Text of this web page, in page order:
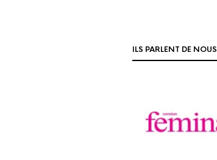
ILS PARLENT DE NOUS